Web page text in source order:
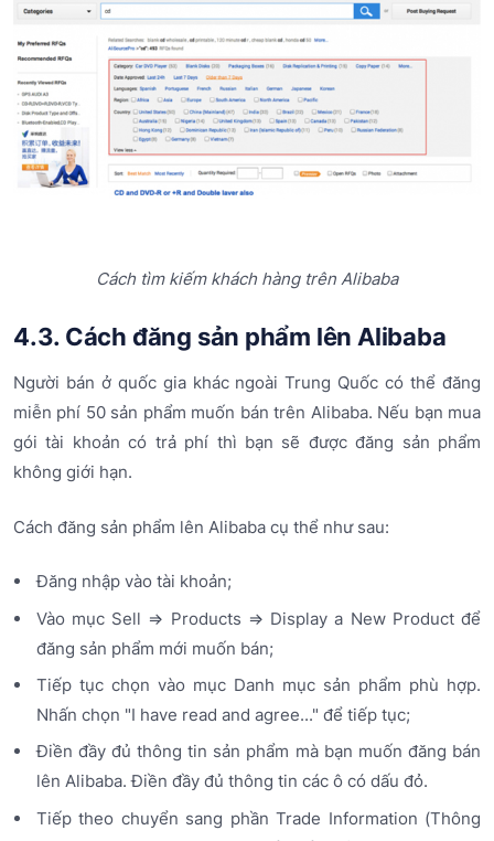
Cách tìm kiếm khách hàng trên Alibaba
4.3. Cách đăng sản phẩm lên Alibaba
Người bán ở quốc gia khác ngoài Trung Quốc có thể đăng
miễn phí 50 sản phẩm muốn bán trên Alibaba. Nếu bạn mua
gói tài khoản có trả phí thì bạn sẽ được đăng sản phẩm
không giới hạn.
Cách đăng sản phẩm lên Alibaba cụ thể như sau:
Đăng nhập vào tài khoản;
Vào mục Sell => Products => Display a New Product để
đăng sản phẩm mới muốn bán;
Tiếp tục chọn vào mục Danh mục sản phẩm phù hợp.
Nhấn chọn "I have read and agree..." để tiếp tục;
Điền đầy đủ thông tin sản phẩm mà bạn muốn đăng bán
lên Alibaba. Điền đầy đủ thông tin các ô có dấu đỏ.
Tiếp theo chuyển sang phần Trade Information (Thông